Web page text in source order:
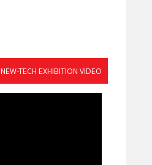
NEW-TECH EXHIBITION VIDEO